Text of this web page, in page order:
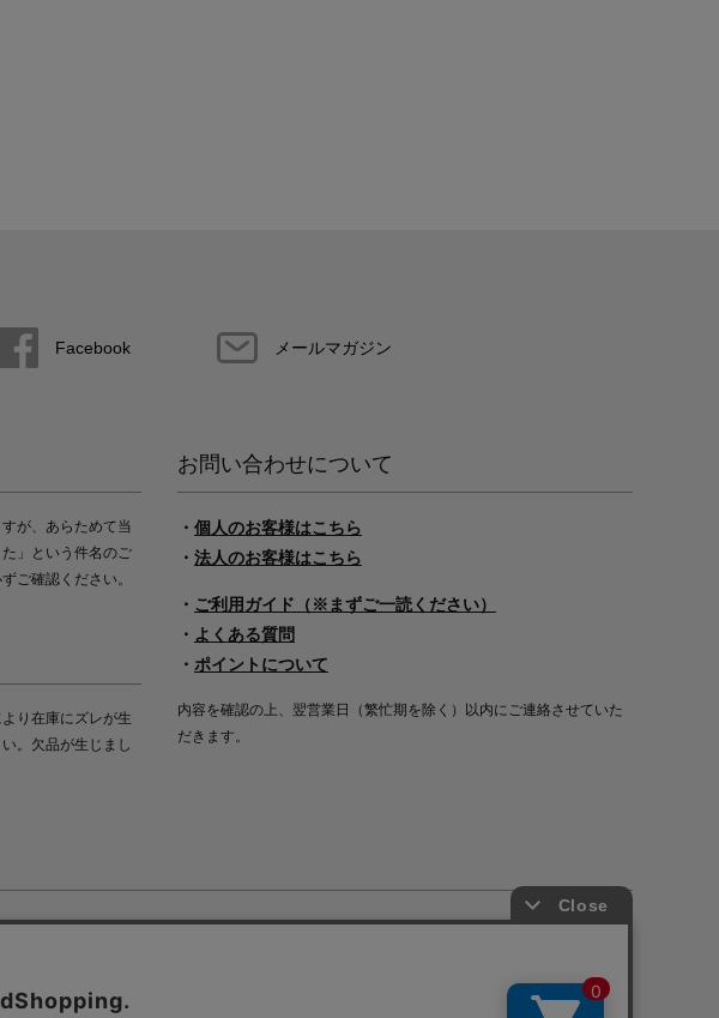
Facebook メールマガジン
が、あらためて当
」という件名のご
ご確認ください。
り在庫にズレが生
。欠品が生じまし
お問い合わせについて
・ 個人のお客様はこちら
・ 法人のお客様はこちら
・ ご利用ガイド（※まずご一読ください）
・ よくある質問
・ ポイントについて
内容を確認の上、翌営業日（繁忙期を除く）以内にご連絡させていた
だきます。